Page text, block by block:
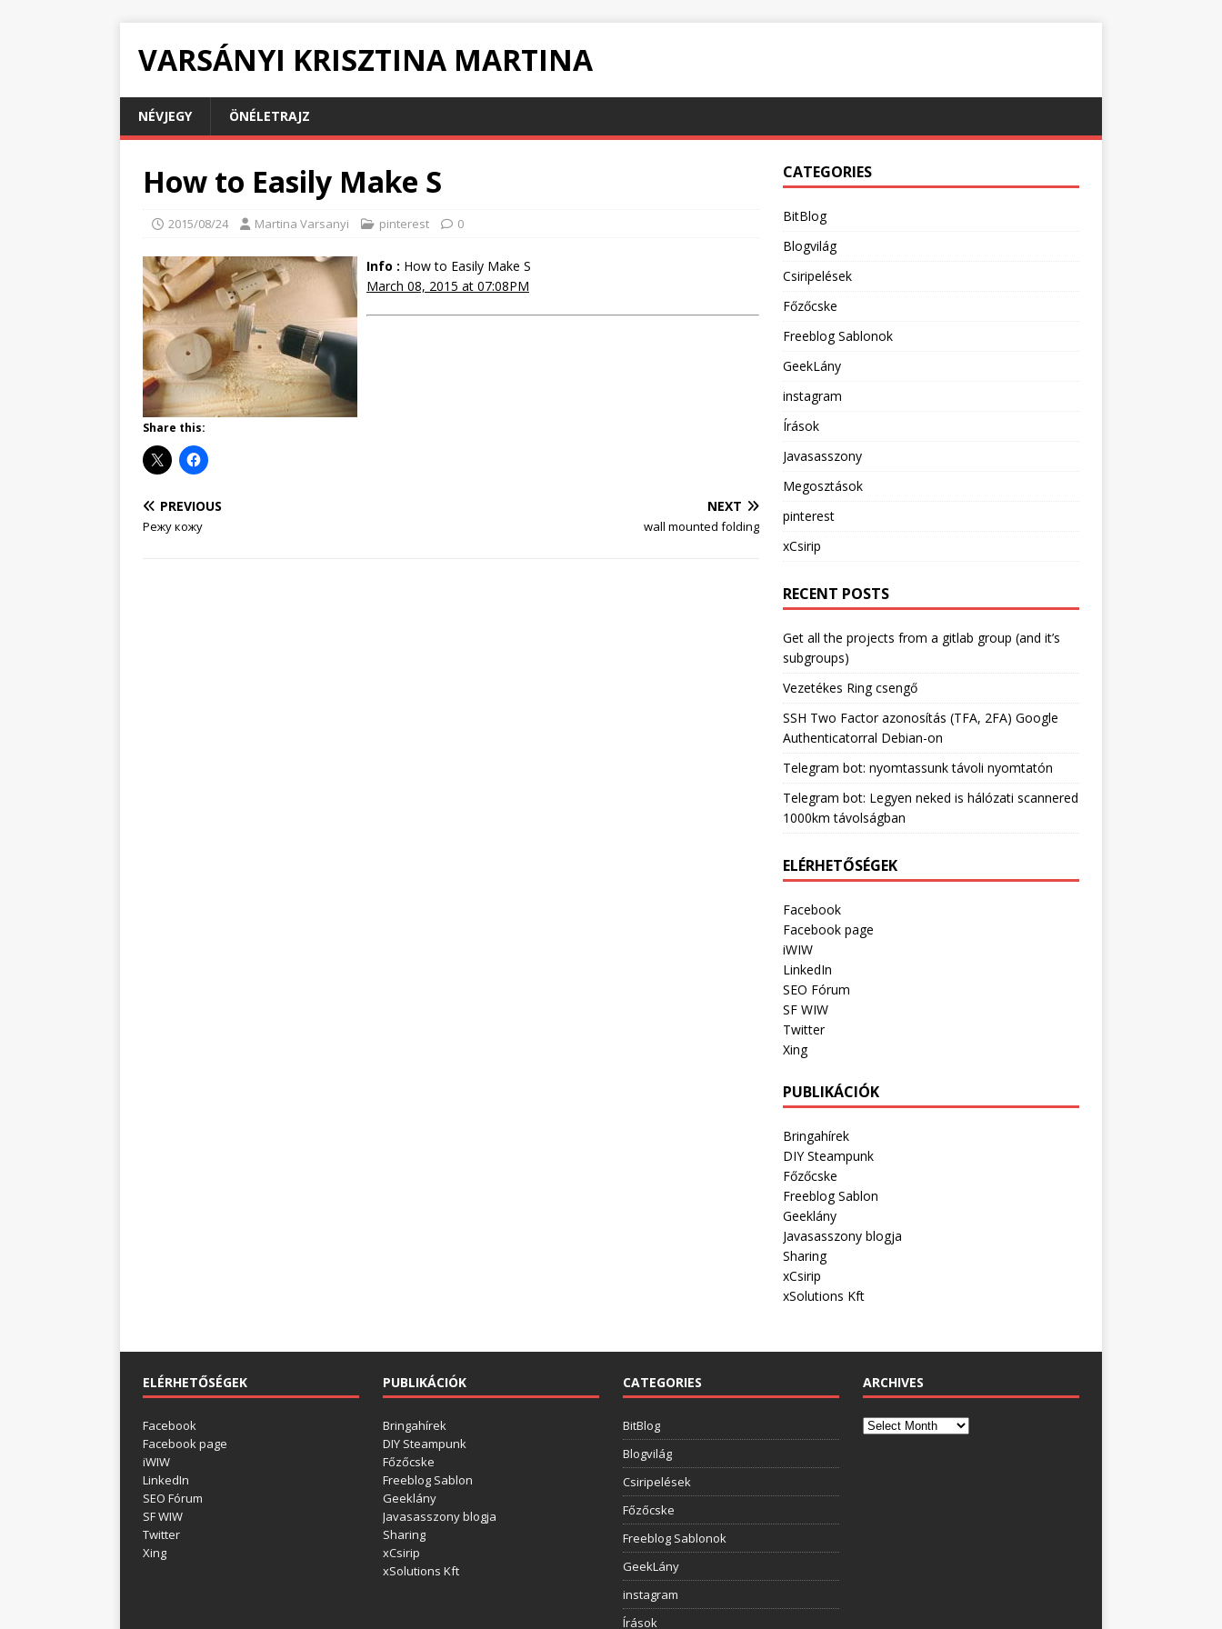
VARSÁNYI KRISZTINA MARTINA
NÉVJEGY ÖNÉLETRAJZ
How to Easily Make S
2015/08/24 Martina Varsanyi pinterest 0
Info : How to Easily Make S
March 08, 2015 at 07:08PM
Share this:
PREVIOUS
Режу кожу
NEXT
wall mounted folding
CATEGORIES
BitBlog
Blogvilág
Csiripelések
Főzőcske
Freeblog Sablonok
GeekLány
instagram
Írások
Javasasszony
Megosztások
pinterest
xCsirip
RECENT POSTS
Get all the projects from a gitlab group (and it’s
subgroups)
Vezetékes Ring csengő
SSH Two Factor azonosítás (TFA, 2FA) Google
Authenticatorral Debian-on
Telegram bot: nyomtassunk távoli nyomtatón
Telegram bot: Legyen neked is hálózati scannered
1000km távolságban
ELÉRHETŐSÉGEK
Facebook
Facebook page
iWIW
LinkedIn
SEO Fórum
SF WIW
Twitter
Xing
PUBLIKÁCIÓK
Bringahírek
DIY Steampunk
Főzőcske
Freeblog Sablon
Geeklány
Javasasszony blogja
Sharing
xCsirip
xSolutions Kft
ELÉRHETŐSÉGEK
Facebook
Facebook page
iWIW
LinkedIn
SEO Fórum
SF WIW
Twitter
Xing
PUBLIKÁCIÓK
Bringahírek
DIY Steampunk
Főzőcske
Freeblog Sablon
Geeklány
Javasasszony blogja
Sharing
xCsirip
xSolutions Kft
CATEGORIES
BitBlog
Blogvilág
Csiripelések
Főzőcske
Freeblog Sablonok
GeekLány
instagram
Írások
ARCHIVES